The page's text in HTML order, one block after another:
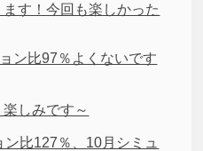
す！今回も楽しかった
ン比97％よくないです
しみです～
比127％、10月シミュ